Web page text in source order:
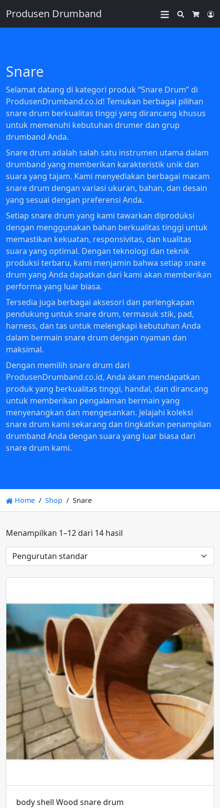
Produsen Drumband
Search
Snare
Selamat datang di kategori produk “Snare Drum” di
ProdusenDrumband.co.id! Temukan berbagai pilihan
snare drum berkualitas tinggi yang dirancang khusus
untuk memenuhi kebutuhan drumer dan grup
drumband Anda.
Snare drum adalah salah satu instrumen utama dalam
drumband yang memberikan karakteristik unik dan
suara yang tajam. Kami menyediakan berbagai macam
snare drum dengan variasi ukuran, bahan, dan desain
yang sesuai dengan preferensi Anda.
Setiap snare drum yang kami tawarkan diproduksi
dengan menggunakan bahan berkualitas tinggi untuk
memastikan kekuatan, responsivitas, dan kualitas
suara yang optimal. Dengan teknologi dan teknik
produksi terbaru, kami menjamin bahwa setiap snare
drum yang Anda dapatkan dari kami akan memberikan
performa yang luar biasa.
Tersedia juga berbagai aksesori dan perlengkapan
pendukung untuk snare drum, termasuk stik, pad,
harness, dan tas untuk melengkapi kebutuhan Anda
dalam bermain snare drum dengan nyaman dan
maksimal.
Dengan memilih snare drum dari
ProdusenDrumband.co.id, Anda akan mendapatkan
produk yang berkualitas tinggi, handal, dan dirancang
untuk memberikan pengalaman bermain yang
menyenangkan dan mengesankan. Jelajahi koleksi
snare drum kami sekarang dan tingkatkan penampilan
drumband Anda dengan suara yang luar biasa dari
snare drum kami.
Home Shop Snare
Menampilkan 1–12 dari 14 hasil
body shell Wood snare drum